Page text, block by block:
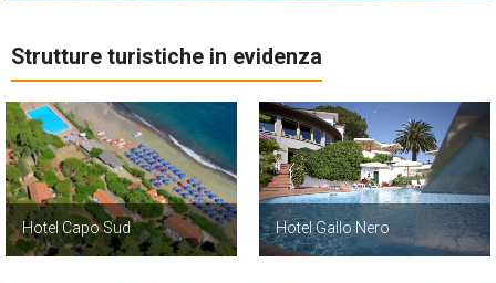
Strutture turistiche in evidenza
Hotel Capo Sud Hotel Gallo Nero